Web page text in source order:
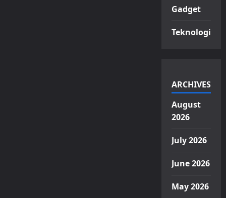
Gadget
Teknologi
ARCHIVES
August
2026
July 2026
June 2026
May 2026